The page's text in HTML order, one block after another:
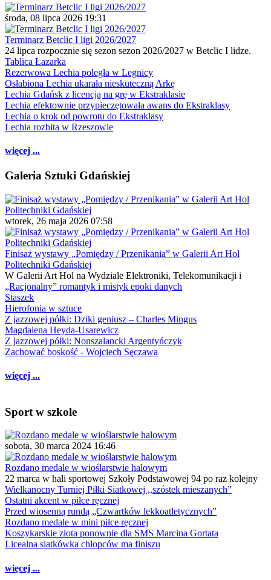
środa, 08 lipca 2026 19:31
Terminarz Betclic I ligi 2026/2027
24 lipca rozpocznie się sezon sezon 2026/2027 w Betclic I lidze.
Tablica Łazarka
Rezerwowa Lechia poległa w Legnicy
Osłabiona Lechia ukarała nieskuteczną Arkę
Lechia Gdańsk z licencją na grę w Ekstraklasie
Lechia efektownie przypieczętowała awans do Ekstraklasy
Lechia o krok od powrotu do Ekstraklasy
Lechia rozbita w Rzeszowie
więcej ...
Galeria Sztuki Gdańskiej
wtorek, 26 maja 2026 07:58
Finisaż wystawy „Pomiędzy / Przenikania” w Galerii Art Hol
Politechniki Gdańskiej
W Galerii Art Hol na Wydziale Elektroniki, Telekomunikacji i
„Racjonalny” romantyk i mistyk epoki danych
Staszek
Hierofonia w sztuce
Z jazzowej półki: Dziki geniusz – Charles Mingus
Magdalena Heyda-Usarewicz
Z jazzowej półki: Nonszalancki Argentyńczyk
Zachować boskość - Wojciech Sęczawa
więcej ...
Sport w szkole
sobota, 30 marca 2024 16:46
Rozdano medale w wioślarstwie halowym
22 marca w hali sportowej Szkoły Podstawowej 94 po raz kolejny
Wielkanocny Turniej Piłki Siatkowej ,,szóstek mieszanych”
Ostatni akcent w piłce ręcznej
Przed wiosenną rundą „Czwartków lekkoatletycznych”
Rozdano medale w mini piłce ręcznej
Koszykarskie złota ponownie dla SMS Marcina Gortata
Licealna siatkówka chłopców ma finiszu
więcej ...